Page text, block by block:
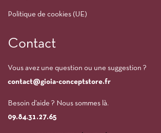
Politique de cookies (UE)
Contact
Vous avez une question ou une suggestion ?
contact@gioia-conceptstore.fr
Besoin d’aide ? Nous sommes là.
09.84.31.27.65